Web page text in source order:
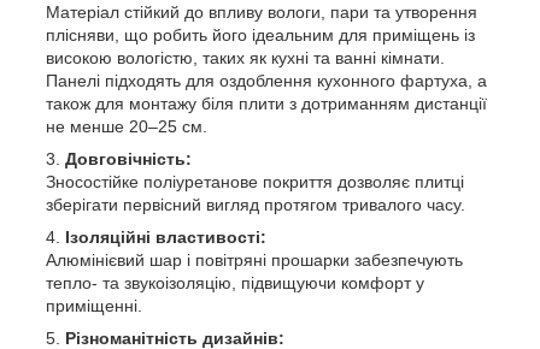
Матеріал стійкий до впливу вологи, пари та утворення
плісняви, що робить його ідеальним для приміщень із
високою вологістю, таких як кухні та ванні кімнати.
Панелі підходять для оздоблення кухонного фартуха, а
також для монтажу біля плити з дотриманням дистанції
не менше 20–25 см.
Довговічність:
Зносостійке поліуретанове покриття дозволяє плитці
зберігати первісний вигляд протягом тривалого часу.
Ізоляційні властивості:
Алюмінієвий шар і повітряні прошарки забезпечують
тепло- та звукоізоляцію, підвищуючи комфорт у
приміщенні.
Різноманітність дизайнів: